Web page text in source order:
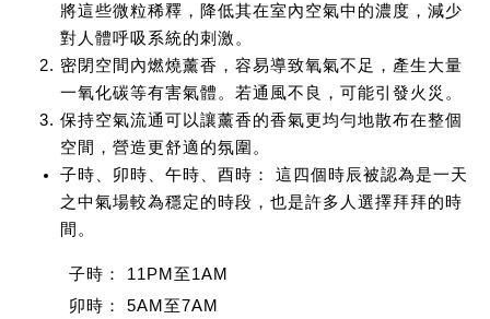
將這些微粒稀釋，降低其在室內空氣中的濃度，減少
對人體呼吸系統的刺激。
密閉空間內燃燒薰香，容易導致氧氣不足，產生大量
一氧化碳等有害氣體。若通風不良，可能引發火災。
保持空氣流通可以讓薰香的香氣更均勻地散布在整個
空間，營造更舒適的氛圍。
子時、卯時、午時、酉時：
這四個時辰被認為是一天
之中氣場較為穩定的時段，也是許多人選擇拜拜的時
間。
子時：
11PM至1AM
卯時：
5AM至7AM